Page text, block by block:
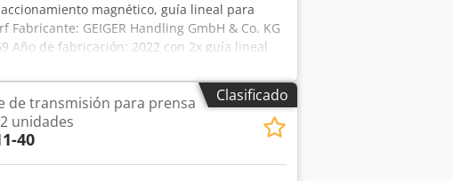
magnético, guía lineal para
GEIGER Handling GmbH & Co. KG
Año de fabricación: 2022 con 2x guía lineal
guía lineal: 3790 mm Longitud del cuerpo
serie R1605 - guía lineal de 15 mm
con banda metálica RSF MS 40.x6
de imán permanente para motor lineal
162 kg (pesado) en muy buen estado,
Clasificado
de transmisión para prensa
unidades
40